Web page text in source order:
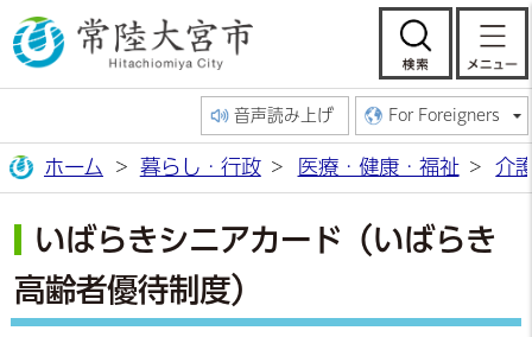
常陸大宮市公
検
音声読み上げ For Foreigners
ホーム 暮らし・行政 医療・健康・福祉 介
いばらきシニアカード（いばらき
高齢者優待制度）